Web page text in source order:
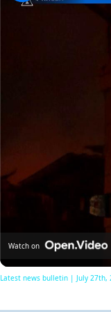
Watch on
Latest news bulletin | July 27th,